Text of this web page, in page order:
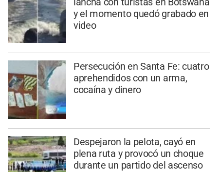
y el momento quedó grabado en
video
Persecución en Santa Fe: cuatro
aprehendidos con un arma,
cocaína y dinero
Despejaron la pelota, cayó en
plena ruta y provocó un choque
durante un partido del ascenso